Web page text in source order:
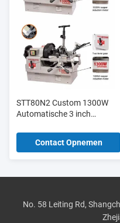
STT80N2 Custom 1300W
Automatische 3 inch
pijptreader
Contact Opnemen
No. 58 Leiting Rd,